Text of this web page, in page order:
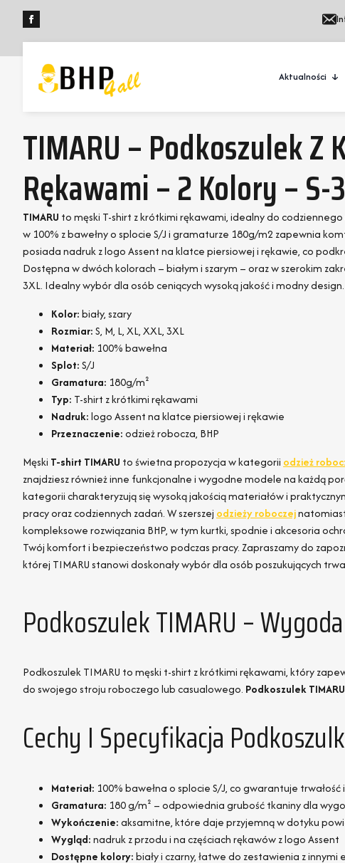
Aktualności
TIMARU – Podkoszulek Z
Rękawami – 2 Kolory – S-
TIMARU to męski T-shirt z krótkimi rękawami, idealny do
w 100% z bawełny o splocie S/J i gramaturze 180g/m2 zapewnia
posiada nadruk z logo Assent na klatce piersiowej i rękawie, co
Dostępna w dwóch kolorach – białym i szarym – oraz w szerokim
3XL. Idealny wybór dla osób ceniących wysoką jakość i modny design.
Kolor:biały, szary
Rozmiar:S, M, L, XL, XXL, 3XL
Materiał: 100% bawełna
Splot:S/J
Gramatura: 180g/m²
Typ: T-shirt z krótkimi rękawami
Nadruk:logo Assent na klatce piersiowej i rękawie
Przeznaczenie:odzież robocza, BHP
Męski T-shirt TIMARU to świetna propozycja w kategorii odzież
znajdziesz również inne funkcjonalne i wygodne modele na każdą
kategorii charakteryzują się wysoką jakością materiałów i
pracy oraz codziennych zadań. W szerszej odzieży roboczej
kompleksowe rozwiązania BHP, w tym kurtki, spodnie i akcesoria
Twój komfort i bezpieczeństwo podczas pracy. Zapraszamy do
której TIMARU stanowi doskonały wybór dla osób poszukujących
Podkoszulek TIMARU –
Podkoszulek TIMARU to męski t-shirt z krótkimi rękawami, który
do swojego stroju roboczego lub casualowego. Podkoszulek TIMARU
Cechy I Specyfikacja
Materiał: 100% bawełna o splocie S/J, co gwarantuje
Gramatura: 180 g/m² – odpowiednia grubość tkaniny dla
Wykończenie:aksamitne, które daje przyjemną w dotyku
Wygląd:nadruk z przodu i na częściach rękawów z logo Assent
Dostępne kolory:biały i czarny, łatwe do zestawienia z